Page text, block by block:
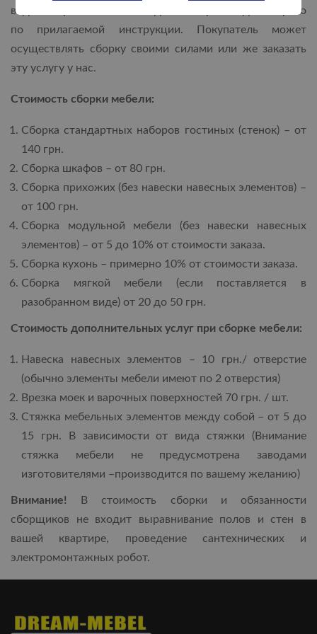
виде. Сборка этой мебели должна происходить строго
по прилагаемой инструкции. Покупатель может
осуществлять сборку своими силами или же заказать
эту услугу у нас.
Стоимость сборки мебели:
Сборка стандартных наборов гостиных (стенок) – от
140 грн.
Сборка шкафов – от 80 грн.
Сборка прихожих (без навески навесных элементов) –
от 100 грн.
Сборка модульной мебели (без навески навесных
элементов) – от 5 до 10% от стоимости заказа.
Сборка кухонь – примерно 10% от стоимости заказа.
Сборка мягкой мебели (если поставляется в
разобранном виде) от 20 до 50 грн.
Стоимость дополнительных услуг при сборке мебели:
Навеска навесных элементов – 10 грн./ отверстие
(обычно элементы мебели имеют по 2 отверстия)
Врезка моек и варочных поверхностей 70 грн. / шт.
Стяжка мебельных элементов между собой – от 5 до
15 грн. В зависимости от вида стяжки (Внимание
стяжка мебели не предусмотрена заводами
изготовителями –производится по вашему желанию)
Внимание!
В стоимость сборки и обязанности
сборщиков не входит выравнивание полов и стен в
вашей квартире, проведение сантехнических и
электромонтажных робот.